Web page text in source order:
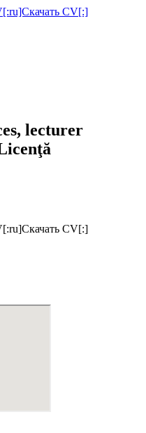
CV[:]
lecturer
CV[:]